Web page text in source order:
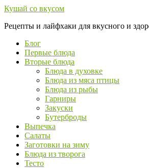
Перейти
контенту
Кушай со вкусом
Рецепты и лайфхаки для вкусного и
Блог
Первые блюда
Вторые блюда
Блюда в духовке
Блюда из мяса птицы
Блюда из рыбы
Гарниры
Закуски
Бутерброды
Выпечка
Салаты
Заготовки на зиму
Блюда из творога
Тесто